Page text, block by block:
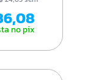
no pix